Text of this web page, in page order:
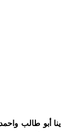
أبو طالب